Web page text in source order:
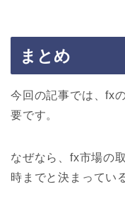
まとめ
今回の記事では、fx
要です。
なぜなら、fx市場の
時までと決まってい